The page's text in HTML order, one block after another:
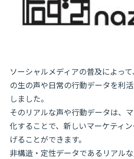
ソーシャルメディアの普及によっ
の生の声や日常の行動データを利
しました。
そのリアルな声や行動データは、
化することで、新しいマーケティ
げることができます。
非構造・定性データであるリアル